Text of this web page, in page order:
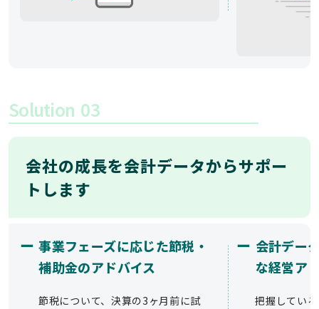
Solution 03
会社の成長を会計データからサポー
トします
ー 事業フェーズに応じた節税・
補助金のアドバイス
節税について、決算の3ヶ月前に試
ー 会計デー
な経営ア
把握してい